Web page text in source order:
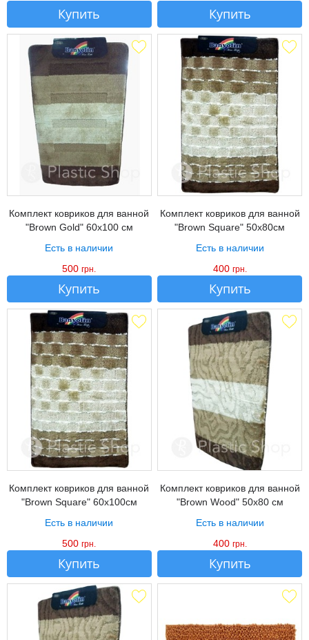
Купить Купить
Комплект ковриков для ванной
"Brown Gold" 60х100 см
Есть в наличии
500грн.
Купить
Комплект ковриков для ванной
"Brown Square" 50х80см
Есть в наличии
400 грн.
Купить
Комплект ковриков для ванной
"Brown Square" 60х100см
Есть в наличии
500грн.
Купить
Комплект ковриков для ванной
"Brown Wood" 50х80 см
Есть в наличии
400 грн.
Купить